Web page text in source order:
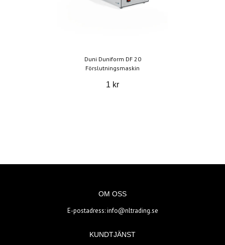
Duni Duniform DF 20
Förslutningsmaskin
1 kr
OM OSS
E-postadress:info@nltrading.se
KUNDTJÄNST